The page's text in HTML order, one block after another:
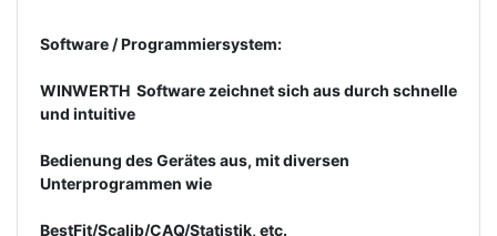
Software / Programmiersystem:
WINWERTH  Software zeichnet sich aus durch schnelle
und intuitive
Bedienung des Gerätes aus, mit diversen
Unterprogrammen wie
BestFit/Scalib/CAQ/Statistik, etc.